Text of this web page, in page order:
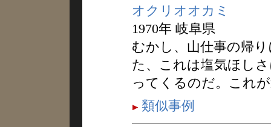
オクリオオカミ
1970年 岐阜県
むかし、山仕事の帰
た、これは塩気ほし
ってくるのだ。これ
類似事例